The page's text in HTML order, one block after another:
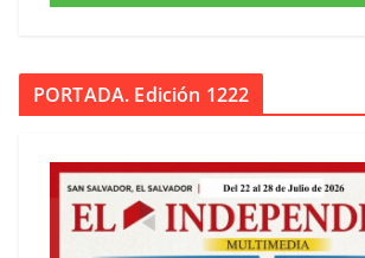
PORTADA. Edición 1222